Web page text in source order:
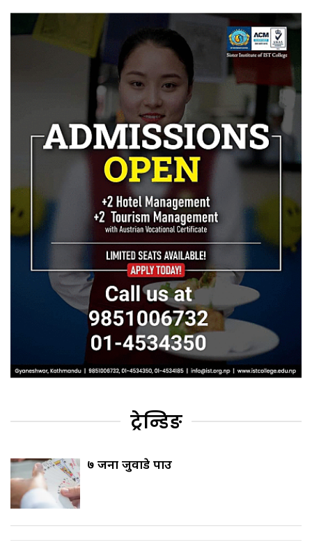
ट्रेन्डिङ
७ जना जुवाडे पक्राउ